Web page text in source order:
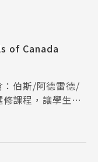
of Canada
：伯斯/阿德雷德/
課程，讓學生自